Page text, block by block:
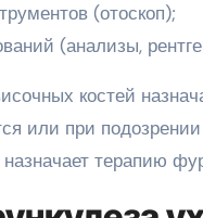
(отоскоп);
(анализы,
костей
или при
терапию